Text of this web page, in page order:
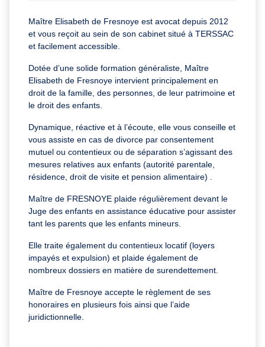
Maître Elisabeth de Fresnoye est avocat depuis 2012
et vous reçoit au sein de son cabinet situé à TERSSAC
et facilement accessible.
Dotée d’une solide formation généraliste, Maître
Elisabeth de Fresnoye intervient principalement en
droit de la famille, des personnes, de leur patrimoine et
le droit des enfants.
Dynamique, réactive et à l’écoute, elle vous conseille et
vous assiste en cas de divorce par consentement
mutuel ou contentieux ou de séparation s’agissant des
mesures relatives aux enfants (autorité parentale,
résidence, droit de visite et pension alimentaire) .
Maître de FRESNOYE plaide régulièrement devant le
Juge des enfants en assistance éducative pour assister
tant les parents que les enfants mineurs.
Elle traite également du contentieux locatif (loyers
impayés et expulsion) et plaide également de
nombreux dossiers en matière de surendettement.
Maître de Fresnoye accepte le règlement de ses
honoraires en plusieurs fois ainsi que l’aide
juridictionnelle.